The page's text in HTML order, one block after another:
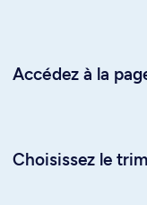
Accédez à la
Choisissez le